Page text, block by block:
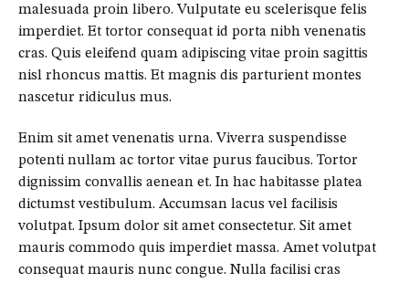
malesuada proin libero. Vulputate eu scelerisque felis
imperdiet. Et tortor consequat id porta nibh venenatis
cras. Quis eleifend quam adipiscing vitae proin sagittis
nisl rhoncus mattis. Et magnis dis parturient montes
nascetur ridiculus mus.
Enim sit amet venenatis urna. Viverra suspendisse
potenti nullam ac tortor vitae purus faucibus. Tortor
dignissim convallis aenean et. In hac habitasse platea
dictumst vestibulum. Accumsan lacus vel facilisis
volutpat. Ipsum dolor sit amet consectetur. Sit amet
mauris commodo quis imperdiet massa. Amet volutpat
consequat mauris nunc congue. Nulla facilisi cras